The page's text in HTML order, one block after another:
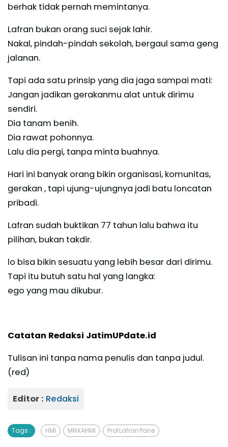
berhak tidak pernah memintanya.
Lafran bukan orang suci sejak lahir.
Nakal, pindah-pindah sekolah, bergaul sama geng
jalanan.
Tapi ada satu prinsip yang dia jaga sampai mati:
Jangan jadikan gerakanmu alat untuk dirimu
sendiri.
Dia tanam benih.
Dia rawat pohonnya.
Lalu dia pergi, tanpa minta buahnya.
Hari ini banyak orang bikin organisasi, komunitas,
gerakan , tapi ujung-ujungnya jadi batu loncatan
pribadi.
Lafran sudah buktikan 77 tahun lalu bahwa itu
pilihan, bukan takdir.
lo bisa bikin sesuatu yang lebih besar dari dirimu.
Tapi itu butuh satu hal yang langka:
ego yang mau dikubur.
Catatan Redaksi JatimUPdate.id
Tulisan ini tanpa nama penulis dan tanpa judul.
(red)
Editor : Redaksi
Tags : HMI MN KAHMI Prof Lafran Pane